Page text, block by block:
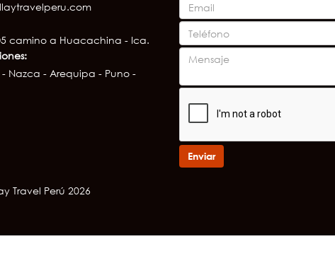
camino a Huacachina - Ica.
Nazca - Arequipa - Puno -
Enviar
Travel Perú 2026